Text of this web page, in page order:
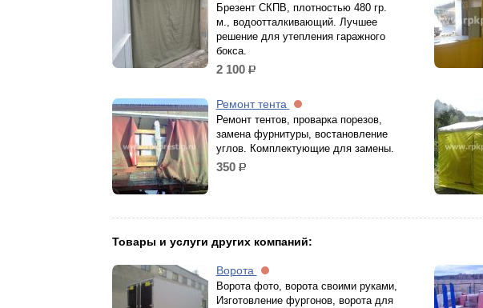
Брезент СКПВ, плотностью 480 гр.
м., водоотталкивающий. Лучшее
решение для утепления гаражного
бокса.
2 100 р.
Ремонт тента
Ремонт тентов, проварка порезов,
замена фурнитуры, востановление
углов. Комплектующие для замены.
350 р.
Товары и услуги других компаний:
Ворота
Ворота фото, ворота своими руками,
Изготовление фургонов, ворота для